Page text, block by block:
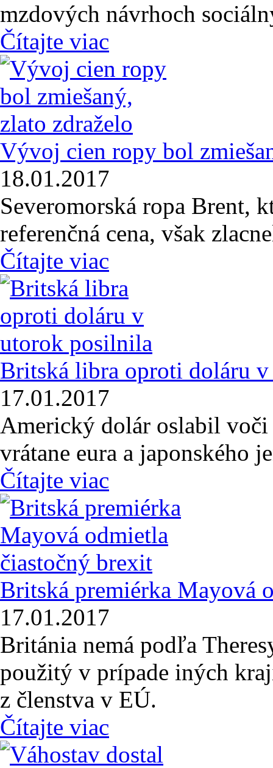
mzdových návrhoch
Čítajte viac
Vývoj cien ropy bol
18.01.2017
Severomorská ropa Brent,
referenčná cena, však
Čítajte viac
Britská libra oproti doláru
17.01.2017
Americký dolár oslabil
vrátane eura a japonského
Čítajte viac
Britská premiérka Mayová
17.01.2017
Británia nemá podľa
použitý v prípade iných
z členstva v EÚ.
Čítajte viac